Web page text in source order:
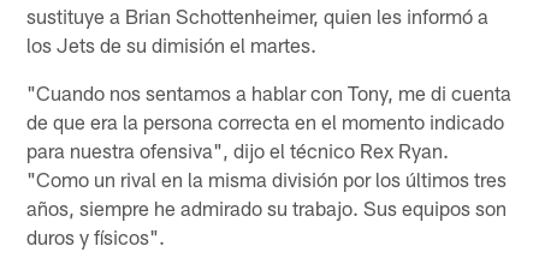
sustituye a Brian Schottenheimer, quien les informó a
los Jets de su dimisión el martes.
"Cuando nos sentamos a hablar con Tony, me di cuenta
de que era la persona correcta en el momento indicado
para nuestra ofensiva", dijo el técnico Rex Ryan.
"Como un rival en la misma división por los últimos tres
años, siempre he admirado su trabajo. Sus equipos son
duros y físicos".